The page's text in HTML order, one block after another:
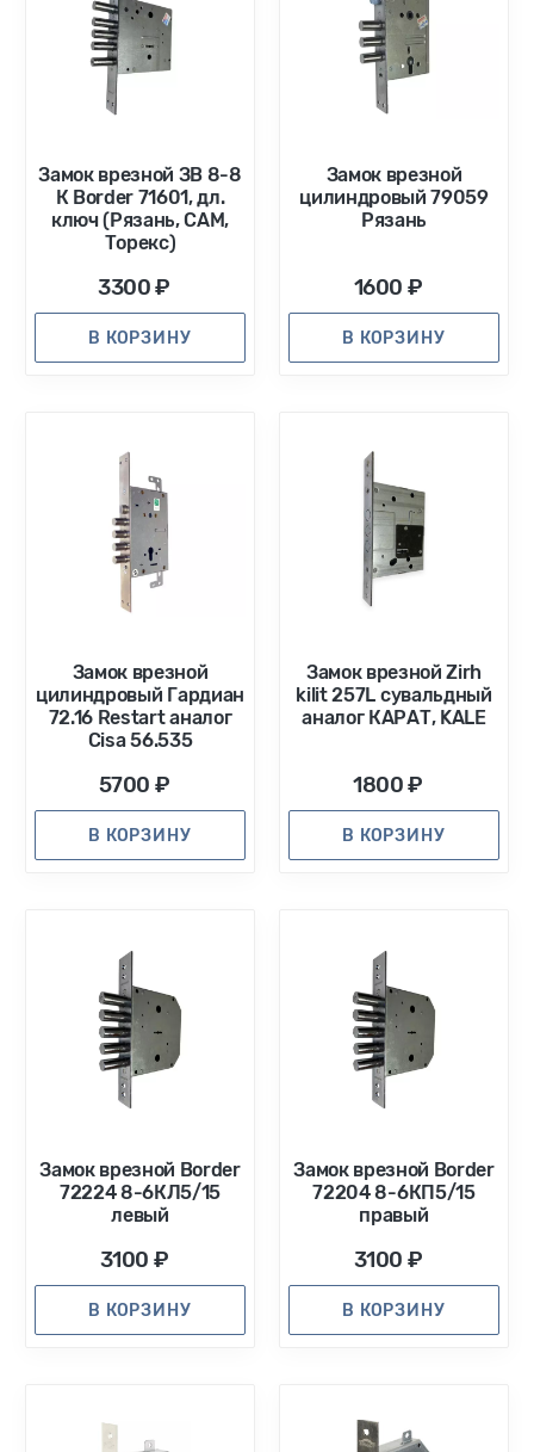
Замок врезной ЗВ 8-8
К Border 71601, дл.
ключ (Рязань, САМ,
Торекс)
3300 ₽
В КОРЗИНУ
Замок врезной
цилиндровый 79059
Рязань
1600 ₽
В КОРЗИНУ
Замок врезной
цилиндровый Гардиан
72.16 Restart аналог
Cisa 56.535
5700 ₽
В КОРЗИНУ
Замок врезной Zirh
kilit 257L сувальдный
аналог КАРАТ, KALE
1800 ₽
В КОРЗИНУ
Замок врезной Border
72224 8-6КЛ5/15
левый
3100 ₽
В КОРЗИНУ
Замок врезной Border
72204 8-6КП5/15
правый
3100 ₽
В КОРЗИНУ